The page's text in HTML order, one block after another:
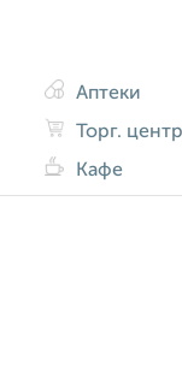
Аптеки
Торг.
Кафе